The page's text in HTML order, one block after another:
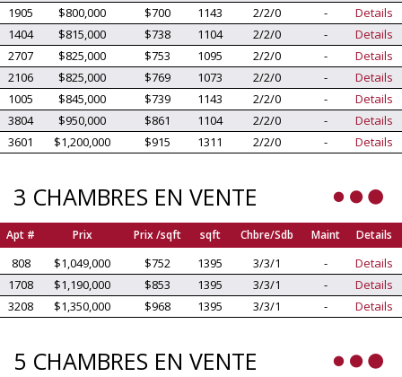
1905
$800,000 $700 1143 2/2/0 -
Details
1404
$815,000 $738 1104 2/2/0 -
Details
2707
$825,000 $753 1095 2/2/0 -
Details
2106
$825,000 $769 1073 2/2/0 -
Details
1005
$845,000 $739 1143 2/2/0 -
Details
3804
$950,000 $861 1104 2/2/0 -
Details
3601
$1,200,000 $915 1311 2/2/0 - Details
3 CHAMBRES EN VENTE
Apt # Prix Prix /sqft sqft Chbre/Sdb Maint Details
808 $1,049,000 $752 1395 3/3/1 -
Details
1708
$1,190,000 $853 1395 3/3/1 -
Details
3208
$1,350,000 $968 1395 3/3/1 - Details
5 CHAMBRES EN VENTE